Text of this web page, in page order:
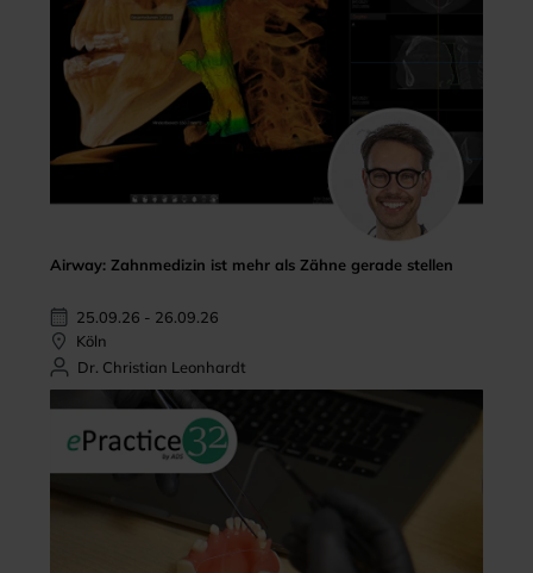
Airway: Zahnmedizin ist mehr als Zähne gerade stellen
25.09.26 - 26.09.26
Köln
Dr. Christian Leonhardt